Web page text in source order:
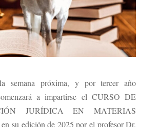
semana próxima, y por tercer año
a impartirse el CURSO DE
JURÍDICA EN MATERIAS
su edición de 2025 por el profesor Dr.